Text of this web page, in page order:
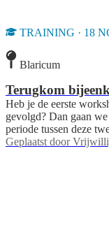
TRAINING · 18
Blaricum
Terugkom
Heb je de eerste
gevolgd? Dan gaan
periode tussen deze
Geplaatst door